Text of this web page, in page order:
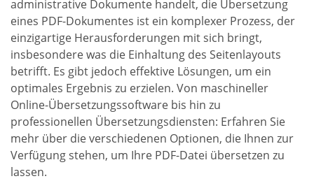
administrative Dokumente handelt, die Übersetzung
eines PDF-Dokumentes ist ein komplexer Prozess, der
einzigartige Herausforderungen mit sich bringt,
insbesondere was die Einhaltung des Seitenlayouts
betrifft. Es gibt jedoch effektive Lösungen, um ein
optimales Ergebnis zu erzielen. Von maschineller
Online-Übersetzungssoftware bis hin zu
professionellen Übersetzungsdiensten: Erfahren Sie
mehr über die verschiedenen Optionen, die Ihnen zur
Verfügung stehen, um Ihre PDF-Datei übersetzen zu
lassen.